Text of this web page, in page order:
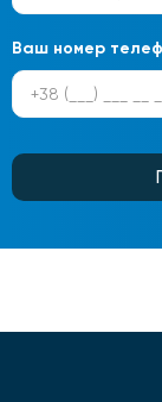
Ваш номер